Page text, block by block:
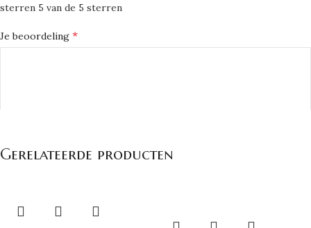
sterren 5 van de 5 sterren
Je beoordeling *
Gerelateerde producten